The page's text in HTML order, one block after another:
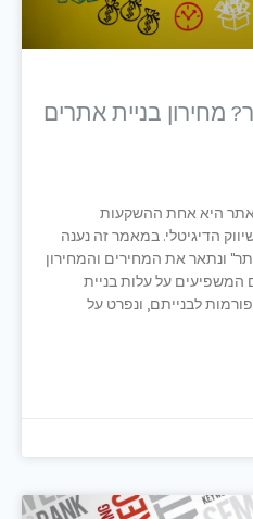
בניית אתרים
אחת ההשקעות
במאמר זה נענה
את המחירים והמחירון
על עלות בניית
לבנייתם, ונפרט על